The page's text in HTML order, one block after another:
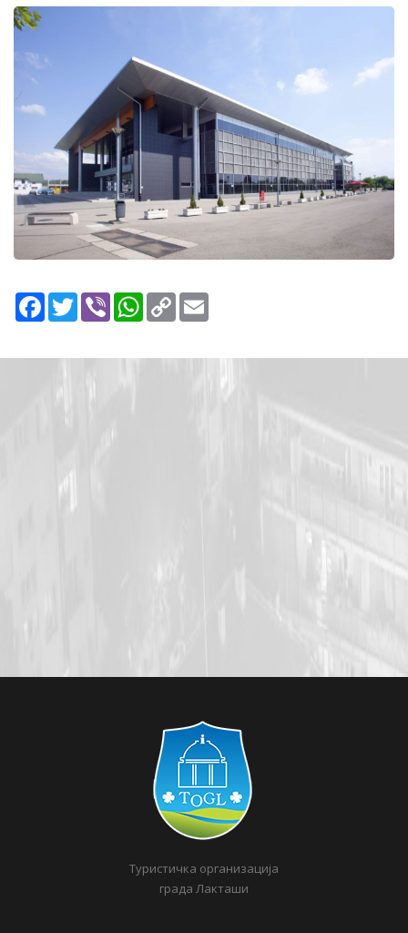
Facebook
TwitterViber WhatsApp
Copy
Link
Туристичка организација
града Лакташи